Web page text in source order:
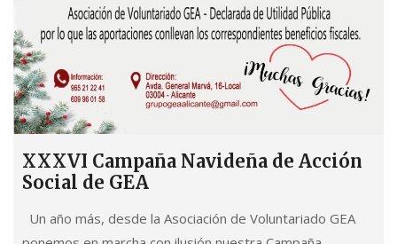
del modelo de trabajo en red que impulsa nuestra Área
de Acción Social, con el objetivo de fortalecer los lazos
entre entidades,…
Leer más
26 DE ABRÍL, DÍA DEL NIÑO Y LA NIÑA